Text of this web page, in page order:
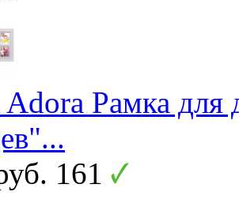
Рамка для
161